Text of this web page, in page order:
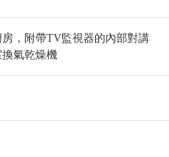
房，附帶TV監視器的內部對講
氣乾燥機